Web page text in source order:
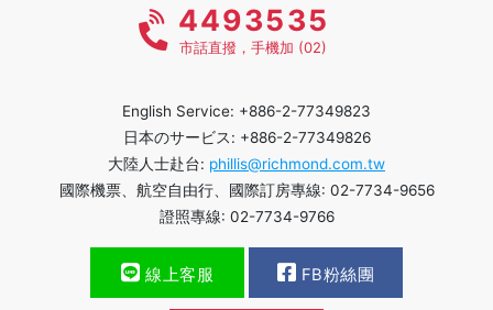
4493535
市話直撥，手機加 (02)
English Service: +886-2-77349823
日本のサービス: +886-2-77349826
大陸人士赴台: phillis@richmond.com.tw
國際機票、航空自由行、國際訂房專線: 02-7734-9656
證照專線: 02-7734-9766
線上客服 FB粉絲團